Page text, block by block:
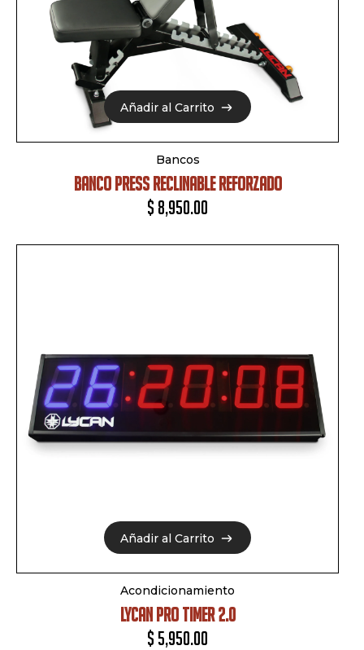
Añadir al Carrito
Añadir al Carrito
Bancos
BANCO PRESS RECLINABLE REFORZADO
$ 8,950.00
Añadir al Carrito
Añadir al Carrito
Acondicionamiento
LYCAN PRO TIMER 2.0
$ 5,950.00